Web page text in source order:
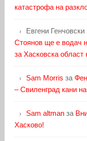
катастрофа на
Евгени Генчовски
Стоянов ще е водач
за Хасковска
Sam Morris за
– Свиленград кани
Sam altmanза
Хасково!